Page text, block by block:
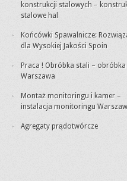
konstrukcji stalowych –
stalowe hal
Końcówki Spawalnicze:
dla Wysokiej Jakości Spoin
Praca ! Obróbka stali – obróbka
Warszawa
Montaż monitoringu i kamer –
instalacja monitoringu
Agregaty prądotwórcze